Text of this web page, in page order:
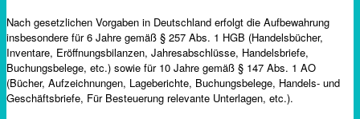
Nach gesetzlichen Vorgaben in Deutschland erfolgt die Aufbewahrung
insbesondere für 6 Jahre gemäß § 257 Abs. 1 HGB (Handelsbücher,
Inventare, Eröffnungsbilanzen, Jahresabschlüsse, Handelsbriefe,
Buchungsbelege, etc.) sowie für 10 Jahre gemäß § 147 Abs. 1 AO
(Bücher, Aufzeichnungen, Lageberichte, Buchungsbelege, Handels- und
Geschäftsbriefe, Für Besteuerung relevante Unterlagen, etc.).